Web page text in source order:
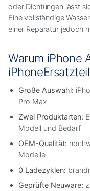
oder Dichtungen lässt
Eine vollständige
einer Reparatur jedoch
Warum iPhone
Große Auswahl:
Pro Max
Zwei Produktarten:
Modell und Bedarf
OEM-Qualität:
Modelle
0 Ladezyklen:
Geprüfte Neuware: